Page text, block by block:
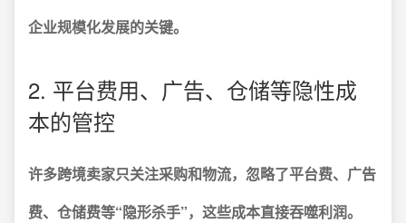
企业规模化发展的关键。
2. 平台费用、广告、仓储等隐性成
本的管控
许多跨境卖家只关注采购和物流，忽略了平台费、广告
费、仓储费等“隐形杀手”，这些成本直接吞噬利润。